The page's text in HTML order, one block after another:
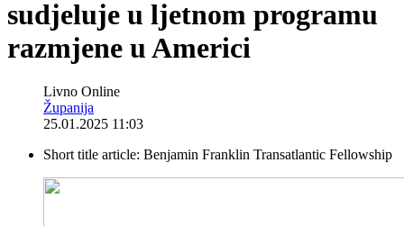
sudjeluje u ljetnom programu
razmjene u Americi
Livno Online
Županija
25.01.2025 11:03
Short title article: Benjamin Franklin Transatlantic Fellowship